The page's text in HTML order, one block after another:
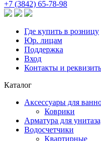
+7 (3842) 65-78-98
Где купить в розницу
Юр. лицам
Поддержка
Вход
Контакты и
Каталог
Аксессуары для
Коврики
Арматура для
Водосчетчики
Квартирные